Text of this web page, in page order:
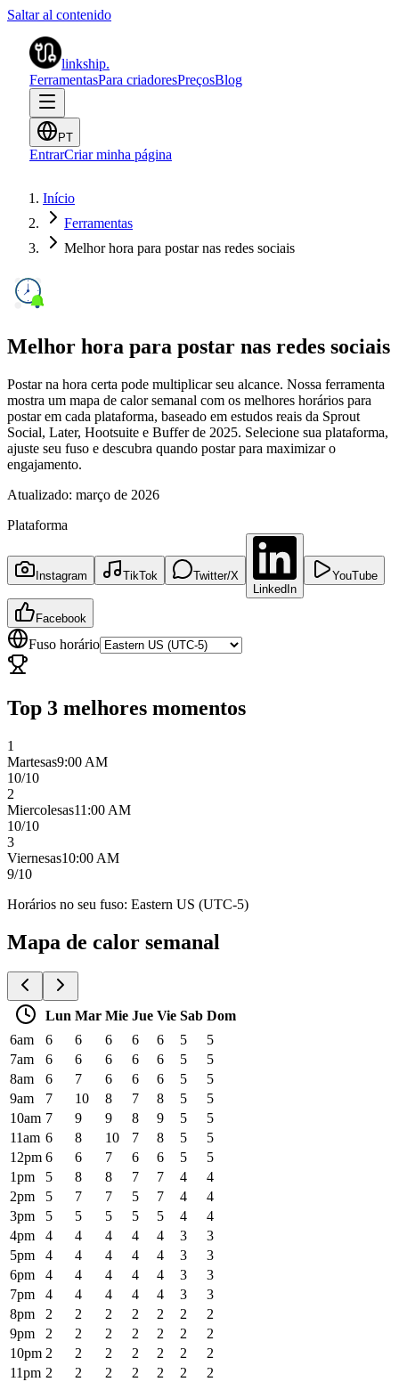
Saltar al contenido
linkship.
FerramentasPara criadoresPreçosBlog
PT
EntrarCriar minha página
Início
Ferramentas
Melhor hora para postar nas redes sociais
Melhor hora para postar nas redes sociais
Postar na hora certa pode multiplicar seu alcance. Nossa ferramenta
mostra um mapa de calor semanal com os melhores horários para
postar em cada plataforma, baseado em estudos reais da Sprout
Social, Later, Hootsuite e Buffer de 2025. Selecione sua plataforma,
ajuste seu fuso e descubra quando postar para maximizar o
engajamento.
Atualizado: março de 2026
Plataforma
Instagram TikTok
Twitter/X
LinkedIn
YouTube
Facebook
Fuso horário
Top 3 melhores momentos
1
Martesas9:00 AM
10/10
2
Miercolesas11:00 AM
10/10
3
Viernesas10:00 AM
9/10
Horários no seu fuso: Eastern US (UTC-5)
Mapa de calor semanal
Lun Mar Mie Jue Vie Sab Dom
6am
6 6 6 6 6 5
5
7am
6 6 6 6 6 5
5
8am
6 7 6 6 6 5
5
9am
7 10 8 7 8 5
5
10am 7 9 9 8 9 5
5
11am 6 8 10 7 8 5
5
12pm 6 6 7 6 6 5
5
1pm
5 8 8 7 7 4
4
2pm
5 7 7 5 7 4
4
3pm
5 5 5 5 5 4
4
4pm
4 4 4 4 4 3
3
5pm
4 4 4 4 4 3
3
6pm
4 4 4 4 4 3
3
7pm
4 4 4 4 4 3
3
8pm
2 2 2 2 2 2
2
9pm
2 2 2 2 2 2
2
10pm 2 2 2 2 2 2
2
11pm 2 2 2 2 2 2
2